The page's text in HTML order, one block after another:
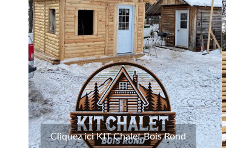
Cliquez ici KIT Chalet Bois Rond